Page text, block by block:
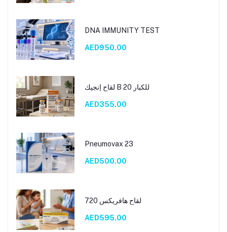
DNA IMMUNITY TEST
AED950.00
لقاح إنجيك B 20 للكبار
AED355.00
Pneumovax 23
AED500.00
لقاح هافريكس 720
AED595.00